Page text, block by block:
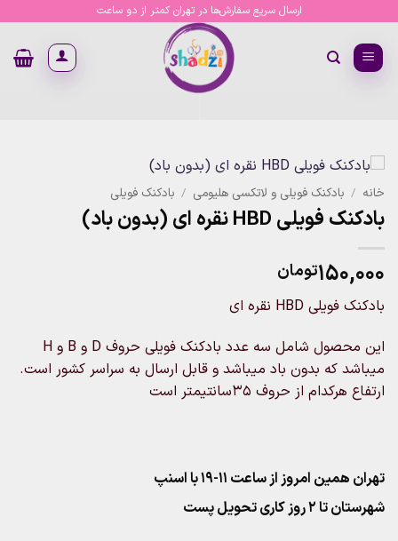
content
ارسال سریع سفارش‌ها در تهران کمتر از دو ساعت
خانه / بادکنک فویلی و لاتکسی هلیومی / بادکنک فویلی
بادکنک فویلی HBD نقره ای (بدون باد)
۱۵۰,۰۰۰تومان
بادکنک فویلی HBD نقره ای
این محصول شامل سه عدد بادکنک فویلی حروف D و B و H
میباشد که بدون باد میباشد و قابل ارسال به سراسر کشور است.
ارتفاع هرکدام از حروف ۳۵سانتیمتر است
تهران همین امروز از ساعت ۱۱-۱۹ با اسنپ
شهرستان تا 2 روز کاری تحویل پست